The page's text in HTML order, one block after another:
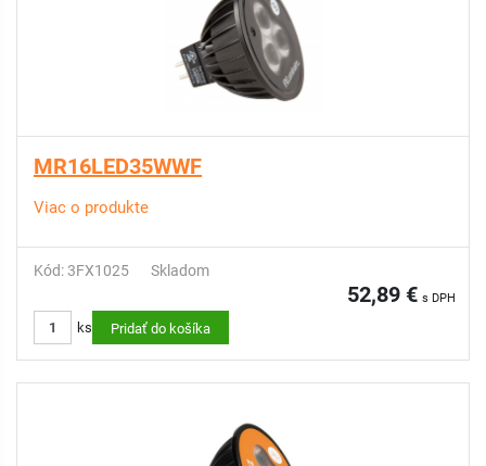
MR16LED35WWF
Viac o produkte
Kód: 3FX1025 Skladom
52,89 € s DPH
ks Pridať do košíka